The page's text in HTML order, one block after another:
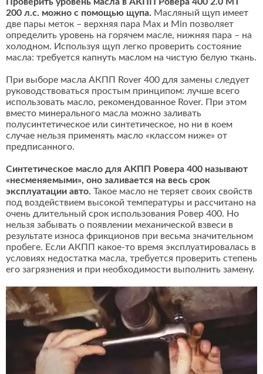
200 л.с. можно с помощью щупа. Масляный щуп имеет
две пары меток – верхняя пара Max и Min позволяет
определить уровень на горячем масле, нижняя пара – на
холодном. Используя щуп легко проверить состояние
масла: требуется капнуть маслом на чистую белую ткань.
При выборе масла АКПП Rover 400 для замены следует
руководствоваться простым принципом: лучше всего
использовать масло, рекомендованное Rover. При этом
вместо минерального масла можно заливать
полусинтетическое или синтетическое, но ни в коем
случае нельзя применять масло «классом ниже» от
предписанного.
Синтетическое масло для АКПП Ровера 400 называют
«несменяемыми», оно заливается на весь срок
эксплуатации авто. Такое масло не теряет своих свойств
под воздействием высокой температуры и рассчитано на
очень длительный срок использования Ровер 400. Но
нельзя забывать о появлении механической взвеси в
результате износа фрикционов при весьма значительном
пробеге. Если АКПП какое-то время эксплуатировалась в
условиях недостатка масла, требуется проверить степень
его загрязнения и при необходимости выполнить замену.